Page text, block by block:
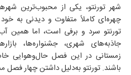
شهر تورنتو، یکی از محبوب‌ترین
چهره‌ای کاملاً متفاوت و دیدنی به
تورنتو سرد و برفی است، اما همین
جاذبه‌های شهری، جشنواره‌ها،
زمستانی در این فصل حال‌وهوایی
باشند. تورنتو به‌دلیل داشتن چهار